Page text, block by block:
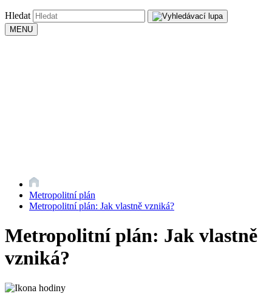
Hledat
MENU
Metropolitní plán
Metropolitní plán: Jak vlastně vzniká?
Metropolitní plán: Jak vlastně
vzniká?